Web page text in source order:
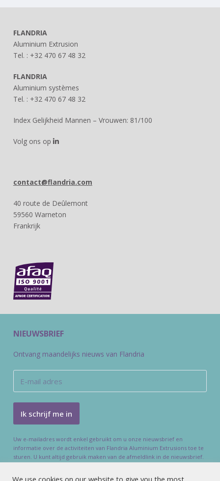
FLANDRIA
Aluminium Extrusion
Tel. : +32 470 67 48 32
FLANDRIA
Aluminium systèmes
Tel. : +32 470 67 48 32
Index Gelijkheid Mannen – Vrouwen: 81/100
Volg ons op
contact@flandria.com
40 route de Deûlemont
59560 Warneton
Frankrijk
NIEUWSBRIEF
Ontvang maandelijks nieuws van Flandria
Uw e-mailadres wordt enkel gebruikt om u onze nieuwsbrief en
informatie over de activiteiten van Flandria Aluminium Extrusions toe te
sturen. U kunt altijd gebruik maken van de afmeldlink in de nieuwsbrief.
We use cookies on our website to give you the most